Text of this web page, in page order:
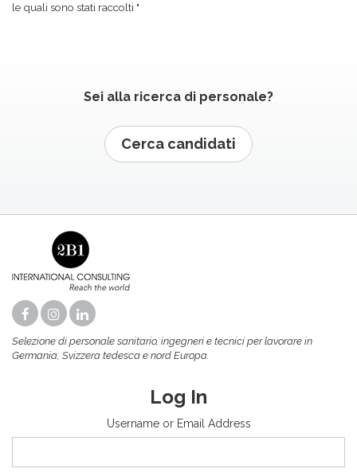
le quali sono stati raccolti "
Sei alla ricerca di personale?
Cerca candidati
Selezione di personale sanitario, ingegneri e tecnici per lavorare in
Germania, Svizzera tedesca e nord Europa.
Log In
Username or Email Address